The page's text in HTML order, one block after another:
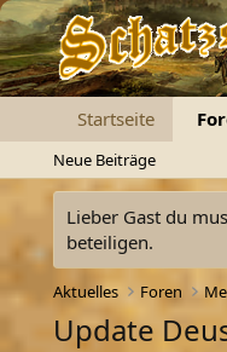
Startseite
Neue Beiträge
Lieber Gast du
beteiligen.
Aktuelles Foren
Update